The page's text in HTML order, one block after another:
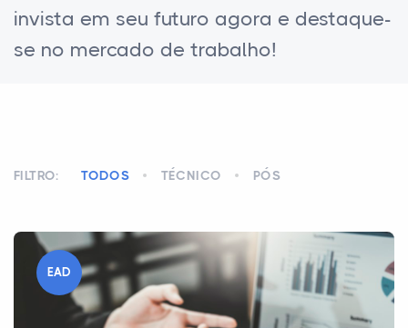
invista em seu futuro agora e destaque-
se no mercado de trabalho!
FILTRO: TODOS TÉCNICO PÓS
EAD